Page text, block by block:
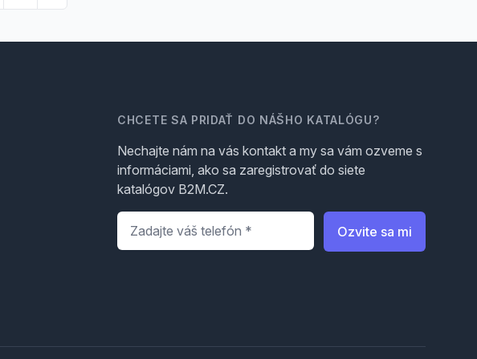
CHCETE SA PRIDAŤ DO NÁŠHO KATALÓGU?
Nechajte nám na vás kontakt a my sa vám ozveme s
informáciami, ako sa zaregistrovať do siete
katalógov B2M.CZ.
Telefón
Ozvite sa mi